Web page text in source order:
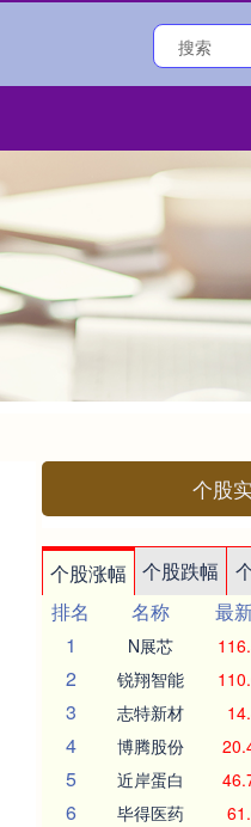
个股
个股涨幅 个股跌幅
排名
名称 最
1
N展芯
2 锐翔智能
3 志特新材
4 博腾股份
5 近岸蛋白
6 毕得医药